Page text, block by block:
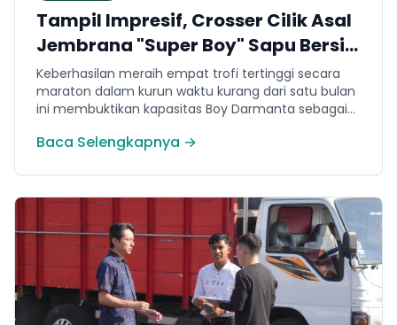
Tampil Impresif, Crosser Cilik Asal
Jembrana "Super Boy" Sapu Bersih
4 Gelar Juara Motocross 50cc di
Jawa
Keberhasilan meraih empat trofi tertinggi secara
maraton dalam kurun waktu kurang dari satu bulan
ini membuktikan kapasitas Boy Darmanta sebagai
dimiliki Jembrana di kancah motocross nasional
Baca Selengkapnya →